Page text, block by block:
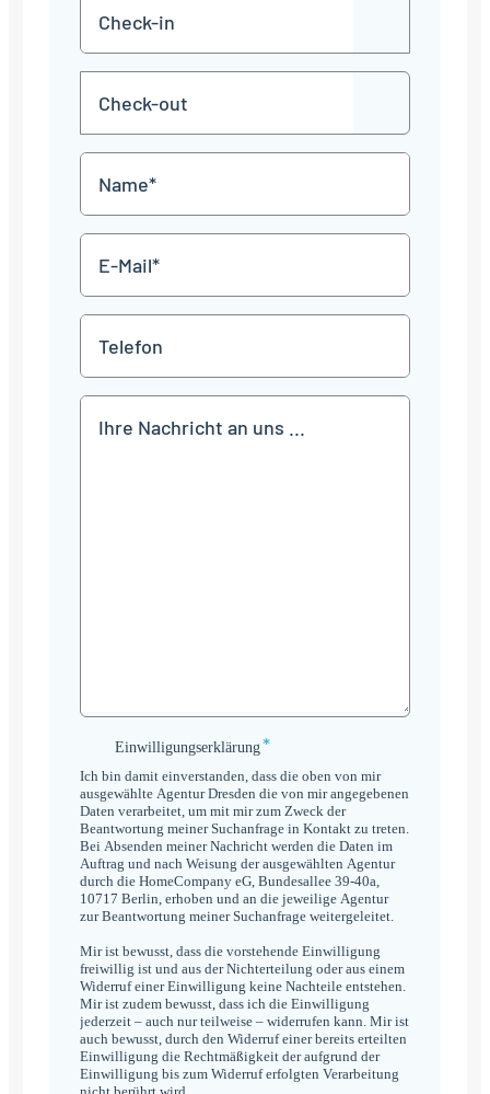
in
TT
Punkt
MM
JJJJ
TT
Punkt
MM
JJJJ
Mail
*
Einwilligungserklärung
Einwilligungserklärung*
Ich bin damit einverstanden, dass die oben von mir
ausgewählte Agentur Dresden die von mir angegebenen
Daten verarbeitet, um mit mir zum Zweck der
Beantwortung meiner Suchanfrage in Kontakt zu treten.
Bei Absenden meiner Nachricht werden die Daten im
Auftrag und nach Weisung der ausgewählten Agentur
durch die HomeCompany eG, Bundesallee 39-40a,
10717 Berlin, erhoben und an die jeweilige Agentur
zur Beantwortung meiner Suchanfrage weitergeleitet.
Mir ist bewusst, dass die vorstehende Einwilligung
freiwillig ist und aus der Nichterteilung oder aus einem
Widerruf einer Einwilligung keine Nachteile entstehen.
Mir ist zudem bewusst, dass ich die Einwilligung
jederzeit – auch nur teilweise – widerrufen kann. Mir ist
auch bewusst, durch den Widerruf einer bereits erteilten
Einwilligung die Rechtmäßigkeit der aufgrund der
Einwilligung bis zum Widerruf erfolgten Verarbeitung